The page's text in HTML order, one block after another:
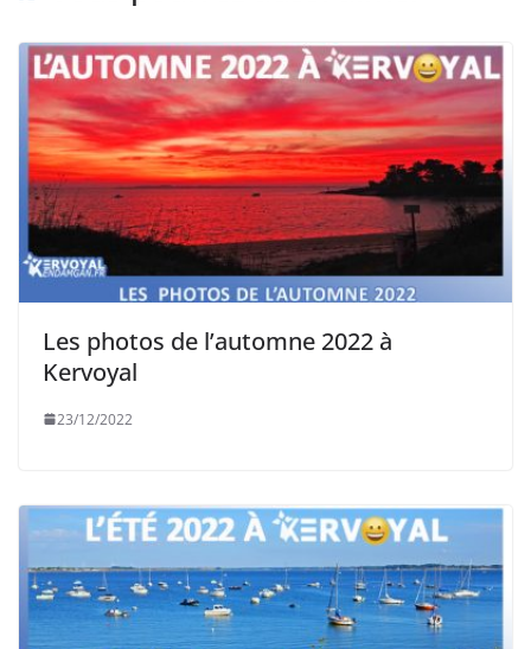
Les photos de l’automne 2022 à
Kervoyal
23/12/2022